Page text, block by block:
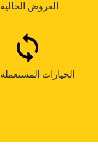
العروض الحالية
الخيارات المستعملة